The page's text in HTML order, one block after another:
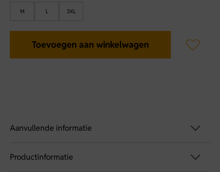
M L 3XL
Toevoegen aan winkelwagen
Aanvullende informatie
Artikelnummer
Productinformatie